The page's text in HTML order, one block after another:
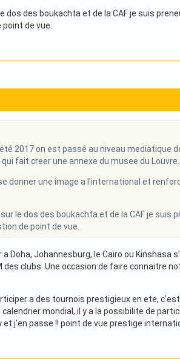
dos des boukachta et de la CAF je suis
de vue.
2017 on est passé au niveau mediatique
fait creer une annexe du musee du
donner une image a l'international et
le dos des boukachta et de la CAF je suis
de point de vue.
Doha, Johannesburg, le Cairo ou Kinshasa
des clubs. Une occasion de faire connaitre
a des tournois prestigieux en ete,
mondial, il y a la possibilite de
et j'en passe !! point de vue prestige